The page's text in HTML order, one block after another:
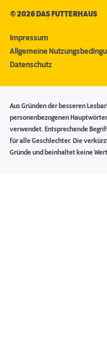
©2026 DAS FUTTERHAUS
Impressum
Allgemeine
Datenschutz
Aus Gründen der besseren
personenbezogenen
verwendet. Entsprechende
für alle Geschlechter. Die
Gründe und beinhaltet keine